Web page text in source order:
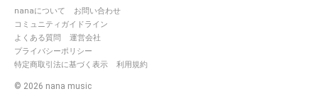
nanaについて
お問い合わせ
コミュニティガイドライン
よくある質問
運営会社
プライバシーポリシー
特定商取引法に基づく表示
利用規約
© 2026 nana music